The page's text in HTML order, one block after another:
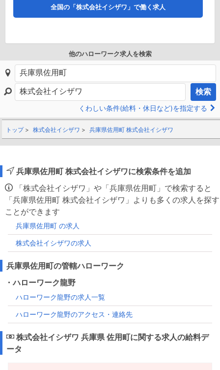
全国の「株式会社イシザワ」で働く求人
他のハローワーク求人を検索
検索
くわしい条件(給料・休日など)を指定する
トップ 株式会社イシザワ 兵庫県佐用町 株式会社イシザワ
兵庫県佐用町 株式会社イシザワに検索条件を追加
「株式会社イシザワ」や「兵庫県佐用町」で検索すると
「兵庫県佐用町 株式会社イシザワ」よりも多くの求人を探す
ことができます
兵庫県佐用町 の求人
株式会社イシザワの求人
兵庫県佐用町の管轄ハローワーク
・ハローワーク龍野
ハローワーク龍野の求人一覧
ハローワーク龍野のアクセス・連絡先
株式会社イシザワ 兵庫県 佐用町に関する求人の給料デ
ータ